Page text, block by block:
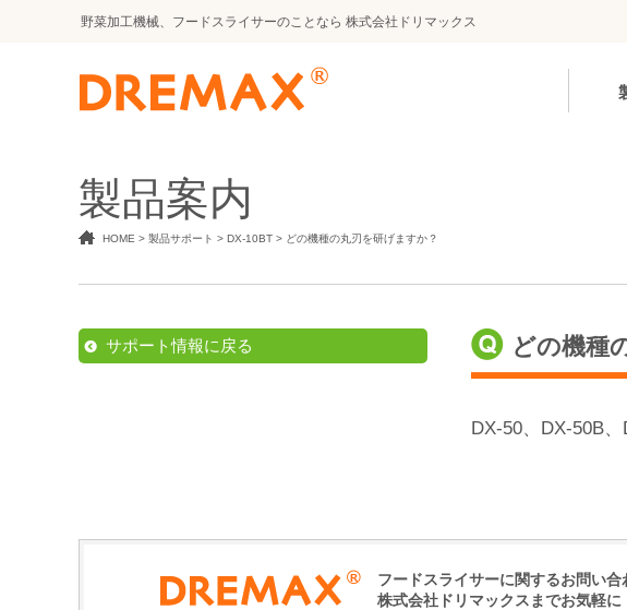
野菜加工機械、フードスライサーのことなら 株式会社ドリマックス
製品案内
HOME > 製品サポート > DX-10BT > どの機種の丸刃を研げますか？
サポート情報に戻る どの機種
DX-50、DX-50B
フードスライサーに関するお問い
株式会社ドリマックスまでお気軽に